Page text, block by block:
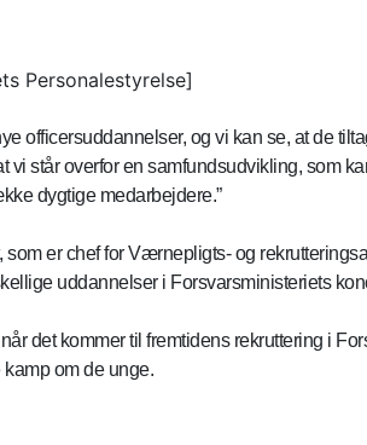
Personalestyrelse]
officersuddannelser, og vi kan se, at de
vi står overfor en samfundsudvikling, som
dygtige medarbejdere.”
er chef for Værnepligts- og
uddannelser i Forsvarsministeriets
det kommer til fremtidens rekruttering i
om de unge.